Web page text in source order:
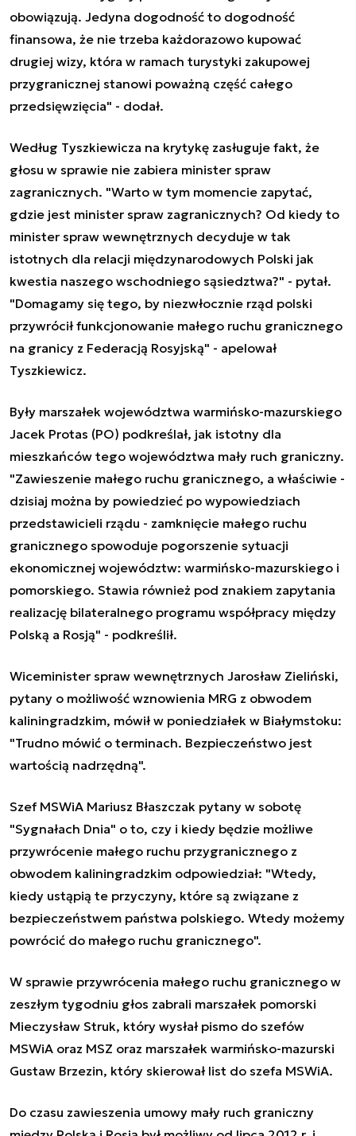
obowiązują. Jedyna dogodność to dogodność
finansowa, że nie trzeba każdorazowo kupować
drugiej wizy, która w ramach turystyki zakupowej
przygranicznej stanowi poważną część całego
przedsięwzięcia" - dodał.
Według Tyszkiewicza na krytykę zasługuje fakt, że
głosu w sprawie nie zabiera minister spraw
zagranicznych. "Warto w tym momencie zapytać,
gdzie jest minister spraw zagranicznych? Od kiedy to
minister spraw wewnętrznych decyduje w tak
istotnych dla relacji międzynarodowych Polski jak
kwestia naszego wschodniego sąsiedztwa?" - pytał.
"Domagamy się tego, by niezwłocznie rząd polski
przywrócił funkcjonowanie małego ruchu granicznego
na granicy z Federacją Rosyjską" - apelował
Tyszkiewicz.
Były marszałek województwa warmińsko-mazurskiego
Jacek Protas (PO) podkreślał, jak istotny dla
mieszkańców tego województwa mały ruch graniczny.
"Zawieszenie małego ruchu granicznego, a właściwie -
dzisiaj można by powiedzieć po wypowiedziach
przedstawicieli rządu - zamknięcie małego ruchu
granicznego spowoduje pogorszenie sytuacji
ekonomicznej województw: warmińsko-mazurskiego i
pomorskiego. Stawia również pod znakiem zapytania
realizację bilateralnego programu współpracy między
Polską a Rosją" - podkreślił.
Wiceminister spraw wewnętrznych Jarosław Zieliński,
pytany o możliwość wznowienia MRG z obwodem
kaliningradzkim, mówił w poniedziałek w Białymstoku:
"Trudno mówić o terminach. Bezpieczeństwo jest
wartością nadrzędną".
Szef MSWiA Mariusz Błaszczak pytany w sobotę
"Sygnałach Dnia" o to, czy i kiedy będzie możliwe
przywrócenie małego ruchu przygranicznego z
obwodem kaliningradzkim odpowiedział: "Wtedy,
kiedy ustąpią te przyczyny, które są związane z
bezpieczeństwem państwa polskiego. Wtedy możemy
powrócić do małego ruchu granicznego".
W sprawie przywrócenia małego ruchu granicznego w
zeszłym tygodniu głos zabrali marszałek pomorski
Mieczysław Struk, który wysłał pismo do szefów
MSWiA oraz MSZ oraz marszałek warmińsko-mazurski
Gustaw Brzezin, który skierował list do szefa MSWiA.
Do czasu zawieszenia umowy mały ruch graniczny